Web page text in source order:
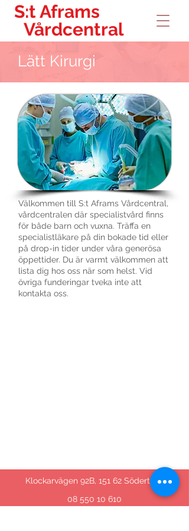
S:t Aframs
Vårdcentral
Lätt Kirurgi
Välkommen till S:t Aframs Vårdcentral,
vårdcentralen där specialistvård finns
för både barn och vuxna. Träffa en
specialistläkare på din bokade tid eller
på drop-in tider under våra generösa
öppettider. Du är varmt välkommen att
lista dig hos oss när som helst. Vid
övriga funderingar tveka inte att
kontakta oss.
Klockarvägen 92B, 151 62 Södertälje
08 550 10 610